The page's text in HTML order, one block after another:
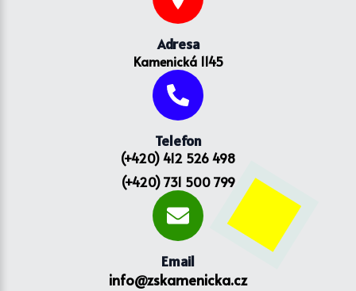
Adresa
Kamenická 1145
Telefon
(+420) 412 526 498
(+420) 731 500 799
Email
info@zskamenicka.cz